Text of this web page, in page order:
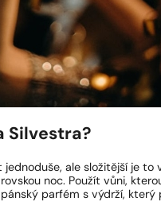
Silvestra?
ale složitější je
noc. Použít vůni,
parfém s výdrží,